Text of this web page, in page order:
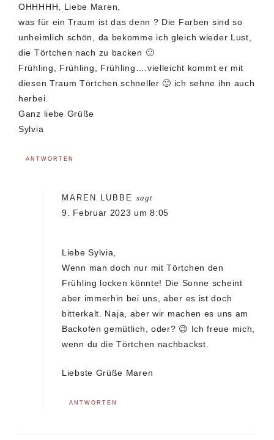
OHHHHH, Liebe Maren,
was für ein Traum ist das denn ? Die Farben sind so
unheimlich schön, da bekomme ich gleich wieder Lust,
die Törtchen nach zu backen 🙂
Frühling, Frühling, Frühling….vielleicht kommt er mit
diesen Traum Törtchen schneller 🙂 ich sehne ihn auch
herbei.
Ganz liebe Grüße
Sylvia
ANTWORTEN
MAREN LUBBE sagt
9. Februar 2023 um 8:05
Liebe Sylvia,
Wenn man doch nur mit Törtchen den
Frühling locken könnte! Die Sonne scheint
aber immerhin bei uns, aber es ist doch
bitterkalt. Naja, aber wir machen es uns am
Backofen gemütlich, oder? 😉 Ich freue mich,
wenn du die Törtchen nachbackst.
Liebste Grüße Maren
ANTWORTEN